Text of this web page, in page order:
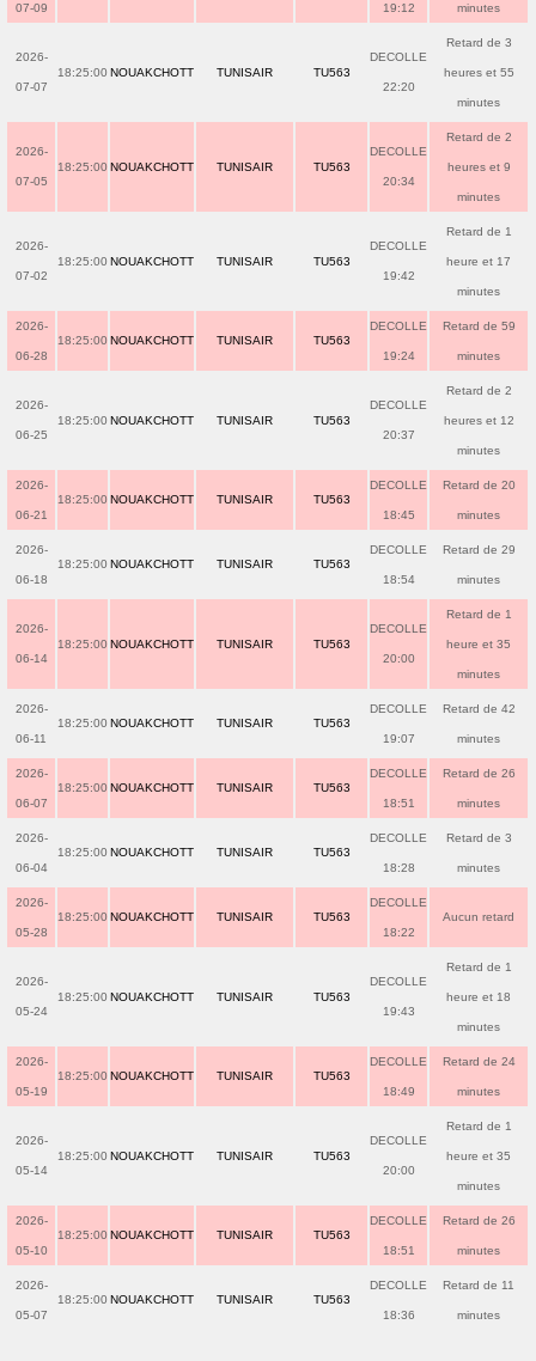
07-09 19:12 minutes
2026-
07-07
18:25:00 NOUAKCHOTT TUNISAIR TU563
DECOLLE
22:20
Retard de 3
heures et 55
minutes
2026-
07-05
18:25:00 NOUAKCHOTT TUNISAIR TU563
DECOLLE
20:34
Retard de 2
heures et 9
minutes
2026-
07-02
18:25:00 NOUAKCHOTT TUNISAIR TU563
DECOLLE
19:42
Retard de 1
heure et 17
minutes
2026-
06-28
18:25:00 NOUAKCHOTT TUNISAIR TU563
DECOLLE
19:24
Retard de 59
minutes
2026-
06-25
18:25:00 NOUAKCHOTT TUNISAIR TU563
DECOLLE
20:37
Retard de 2
heures et 12
minutes
2026-
06-21
18:25:00 NOUAKCHOTT TUNISAIR TU563
DECOLLE
18:45
Retard de 20
minutes
2026-
06-18
18:25:00 NOUAKCHOTT TUNISAIR TU563
DECOLLE
18:54
Retard de 29
minutes
2026-
06-14
18:25:00 NOUAKCHOTT TUNISAIR TU563
DECOLLE
20:00
Retard de 1
heure et 35
minutes
2026-
06-11
18:25:00 NOUAKCHOTT TUNISAIR TU563
DECOLLE
19:07
Retard de 42
minutes
2026-
06-07
18:25:00 NOUAKCHOTT TUNISAIR TU563
DECOLLE
18:51
Retard de 26
minutes
2026-
06-04
18:25:00 NOUAKCHOTT TUNISAIR TU563
DECOLLE
18:28
Retard de 3
minutes
2026-
05-28
18:25:00 NOUAKCHOTT TUNISAIR TU563
DECOLLE
18:22
Aucun retard
2026-
05-24
18:25:00 NOUAKCHOTT TUNISAIR TU563
DECOLLE
19:43
Retard de 1
heure et 18
minutes
2026-
05-19
18:25:00 NOUAKCHOTT TUNISAIR TU563
DECOLLE
18:49
Retard de 24
minutes
2026-
05-14
18:25:00 NOUAKCHOTT TUNISAIR TU563
DECOLLE
20:00
Retard de 1
heure et 35
minutes
2026-
05-10
18:25:00 NOUAKCHOTT TUNISAIR TU563
DECOLLE
18:51
Retard de 26
minutes
2026-
05-07
18:25:00 NOUAKCHOTT TUNISAIR TU563
DECOLLE
18:36
Retard de 11
minutes